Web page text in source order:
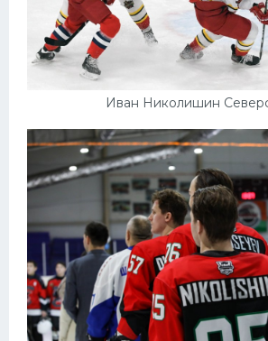
Иван Николишин